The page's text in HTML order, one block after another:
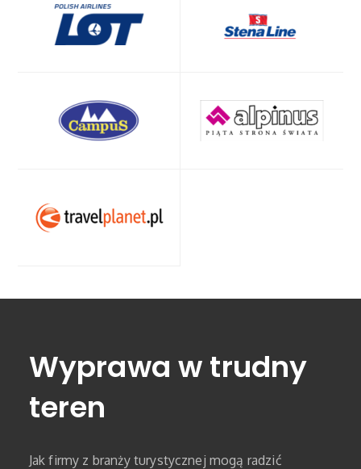
Wyprawa w trudny
teren
Jak firmy z branży turystycznej mogą radzić